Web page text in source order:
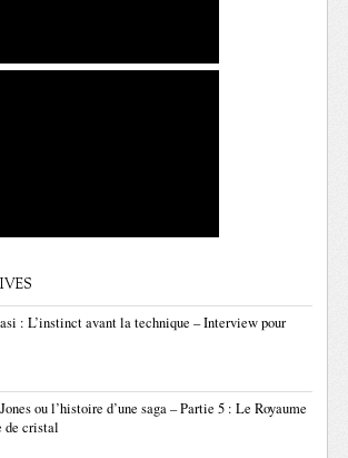
: L’instinct avant la technique – Interview pour
ou l’histoire d’une saga – Partie 5 : Le Royaume
de cristal